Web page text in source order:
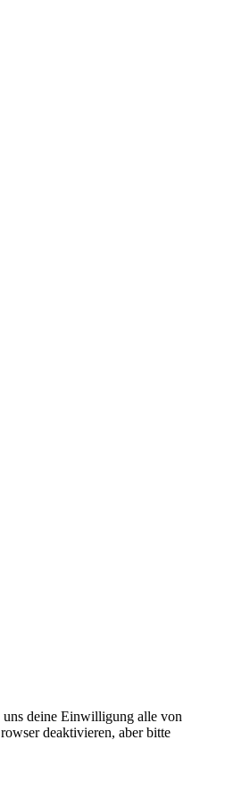
uns deine Einwilligung alle von
deaktivieren, aber bitte